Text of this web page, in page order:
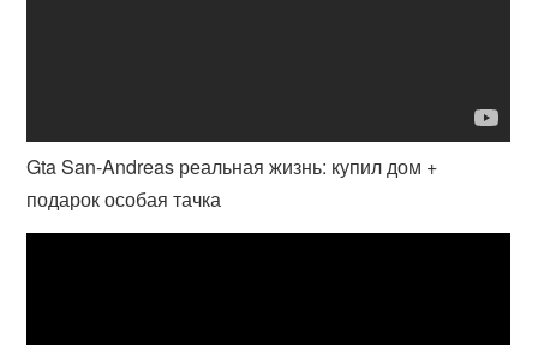
Gta San-Andreas реальная жизнь: купил дом +
подарок особая тачка